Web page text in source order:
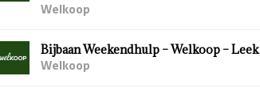
Welkoop
Bijbaan Weekendhulp – Welkoop – Leek
Welkoop